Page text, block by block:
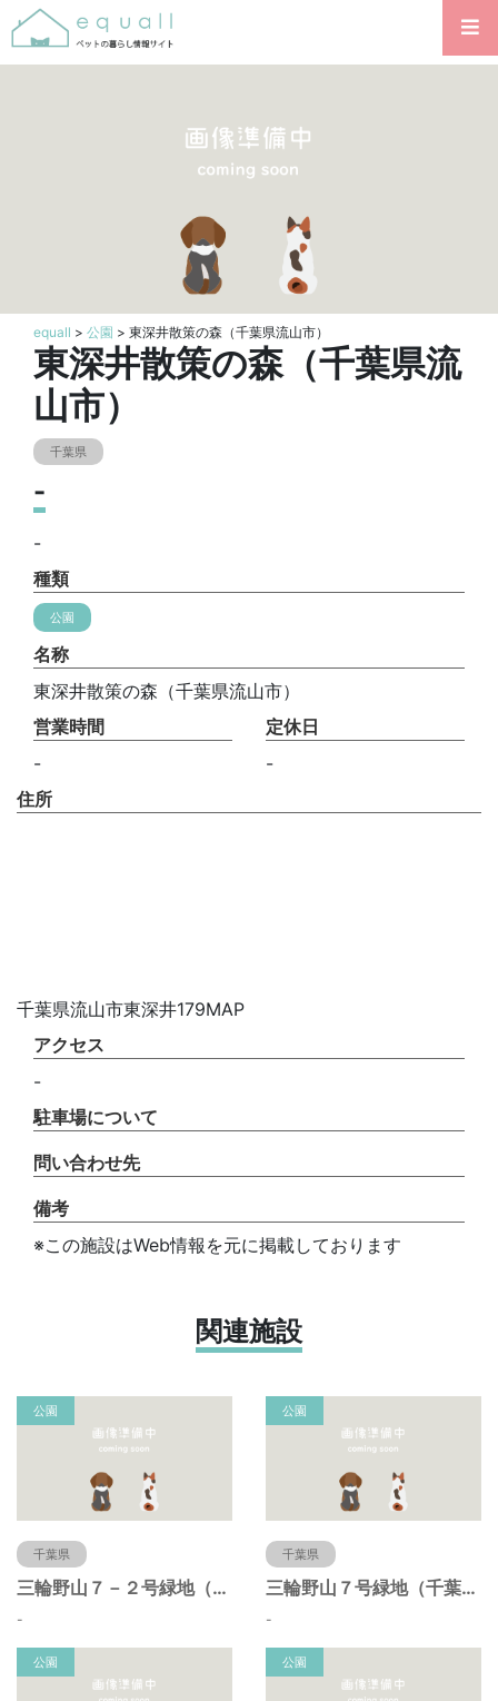
equall > 公園 > 東深井散策の森（千葉県流山市）
東深井散策の森（千葉県流
山市）
千葉県
-
-
種類
公園
名称
東深井散策の森（千葉県流山市）
営業時間
-
定休日
-
住所
千葉県流山市東深井179MAP
アクセス
-
駐車場について
問い合わせ先
備考
※この施設はWeb情報を元に掲載しております
関連施設
公園
千葉県
三輪野山７－２号緑地（千葉県流山市）
-
公園
千葉県
三輪野山７号緑地（千葉県流山市）
-
公園 公園